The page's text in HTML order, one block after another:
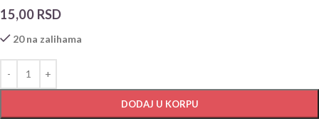
15,00 RSD
20 na zalihama
DODAJ U KORPU